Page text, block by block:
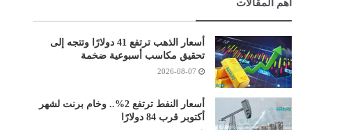
أهم المقالات
أسعار الذهب ترتفع 41 دولارًا وتتجه إلى
تحقيق مكاسب أسبوعية ضخمة
2026-08-07
أسعار النفط ترتفع 2%.. وخام برنت لشهر
أكتوبر قرب 84 دولارًا